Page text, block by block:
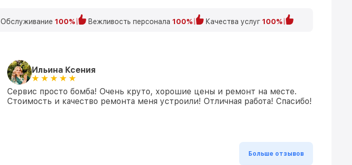
Обслуживание 100% Вежливость персонала 100% Качества услуг 100%
Ильина Ксения
Сервис просто бомба! Очень круто, хорошие цены и ремонт на месте.
Стоимость и качество ремонта меня устроили! Отличная работа! Спасибо!
Больше отзывов